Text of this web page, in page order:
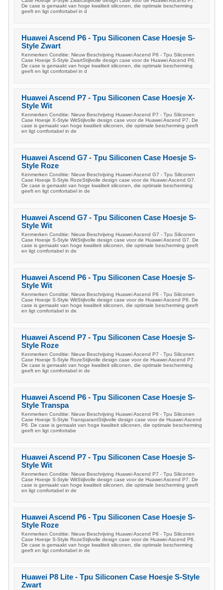
De case is gemaakt van hoge kwaliteit siliconen, die optimale bescherming
geeft en ligt comfortabel in d
Huawei Ascend P6 - Tpu Siliconen Case Hoesje S-
Style Zwart
Kenmerken Conditie: Nieuw Beschrijving Huawei Ascend P6 - Tpu Siliconen
Case Hoesje S-Style ZwartStijlvolle design case voor de Huawei Ascend P6.
De case is gemaakt van hoge kwaliteit siliconen, die optimale bescherming
geeft en ligt comfortabel in d
Huawei Ascend P7 - Tpu Siliconen Case Hoesje X-
Style Wit
Kenmerken Conditie: Nieuw Beschrijving Huawei Ascend P7 - Tpu Siliconen
Case Hoesje X-Style WitStijlvolle design case voor de Huawei Ascend P7. De
case is gemaakt van hoge kwaliteit siliconen, die optimale bescherming geeft
en ligt comfortabel in de
Huawei Ascend G7 - Tpu Siliconen Case Hoesje S-
Style Roze
Kenmerken Conditie: Nieuw Beschrijving Huawei Ascend G7 - Tpu Siliconen
Case Hoesje S-Style RozeStijlvolle design case voor de Huawei Ascend G7.
De case is gemaakt van hoge kwaliteit siliconen, die optimale bescherming
geeft en ligt comfortabel in de
Huawei Ascend G7 - Tpu Siliconen Case Hoesje S-
Style Wit
Kenmerken Conditie: Nieuw Beschrijving Huawei Ascend G7 - Tpu Siliconen
Case Hoesje S-Style WitStijlvolle design case voor de Huawei Ascend G7. De
case is gemaakt van hoge kwaliteit siliconen, die optimale bescherming geeft
en ligt comfortabel in de
Huawei Ascend P6 - Tpu Siliconen Case Hoesje S-
Style Wit
Kenmerken Conditie: Nieuw Beschrijving Huawei Ascend P6 - Tpu Siliconen
Case Hoesje S-Style WitStijlvolle design case voor de Huawei Ascend P6. De
case is gemaakt van hoge kwaliteit siliconen, die optimale bescherming geeft
en ligt comfortabel in de
Huawei Ascend P7 - Tpu Siliconen Case Hoesje S-
Style Roze
Kenmerken Conditie: Nieuw Beschrijving Huawei Ascend P7 - Tpu Siliconen
Case Hoesje S-Style RozeStijlvolle design case voor de Huawei Ascend P7.
De case is gemaakt van hoge kwaliteit siliconen, die optimale bescherming
geeft en ligt comfortabel in de
Huawei Ascend P6 - Tpu Siliconen Case Hoesje S-
Style Transpa
Kenmerken Conditie: Nieuw Beschrijving Huawei Ascend P6 - Tpu Siliconen
Case Hoesje S-Style TransparantStijlvolle design case voor de Huawei Ascend
P6. De case is gemaakt van hoge kwaliteit siliconen, die optimale bescherming
geeft en ligt comfortabe
Huawei Ascend P7 - Tpu Siliconen Case Hoesje S-
Style Wit
Kenmerken Conditie: Nieuw Beschrijving Huawei Ascend P7 - Tpu Siliconen
Case Hoesje S-Style WitStijlvolle design case voor de Huawei Ascend P7. De
case is gemaakt van hoge kwaliteit siliconen, die optimale bescherming geeft
en ligt comfortabel in de
Huawei Ascend P6 - Tpu Siliconen Case Hoesje S-
Style Roze
Kenmerken Conditie: Nieuw Beschrijving Huawei Ascend P6 - Tpu Siliconen
Case Hoesje S-Style RozeStijlvolle design case voor de Huawei Ascend P6.
De case is gemaakt van hoge kwaliteit siliconen, die optimale bescherming
geeft en ligt comfortabel in de
Huawei P8 Lite - Tpu Siliconen Case Hoesje S-Style
Zwart